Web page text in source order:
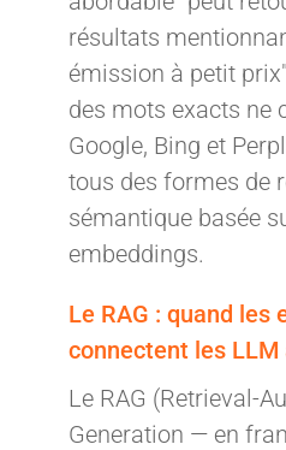
résultats
émission à petit
des mots exacts ne
Google, Bing et
tous des formes de
sémantique basée
embeddings.
Le RAG : quand les
connectent les LLM
Le RAG (Retrieval-
Generation — en